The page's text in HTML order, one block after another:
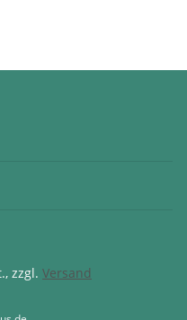
zzgl. Versand